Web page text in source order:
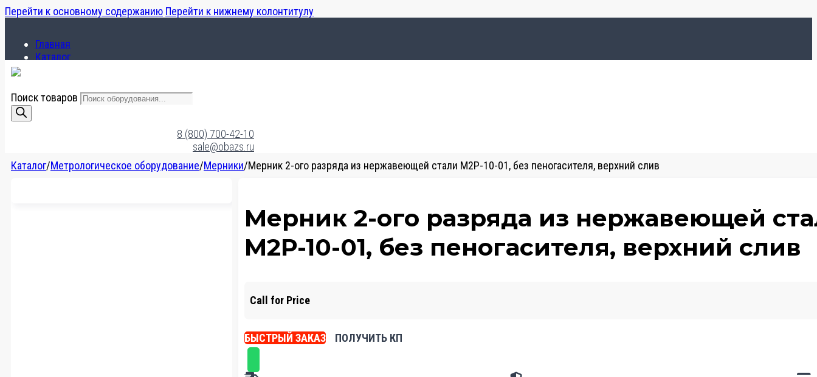
Перейти к основному содержанию Перейти к нижнему колонтитулу
Главная
Каталог
Поиск товаров
8 (800) 700-42-10
sale@obazs.ru
Каталог/Метрологическое оборудование/Мерники/Мерник 2-ого разряда из нержавеющей стали М2Р-10-01, без пеногасителя, верхний слив
Мерник 2-ого разряда из нержавеющей
М2Р-10-01, без пеногасителя, верхний слив
Call for Price
БЫСТРЫЙ ЗАКАЗ ПОЛУЧИТЬ КП